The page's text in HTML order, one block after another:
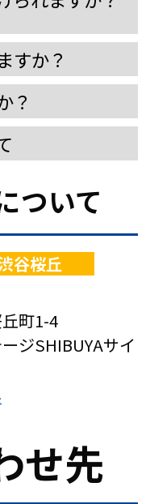
きません。
った場合もキャ
ん。あらかじめ
ただき、タイミ
しますが、原則
す。
すか？
の存在無し）」
円税込）英語と
航などで証明書
・訪問国のガイ
？
スと、24時間以
意しておりま
ております。
お電話にてお問
ス：19,000円
ついて
谷桜丘
1-4
サイ
せ先